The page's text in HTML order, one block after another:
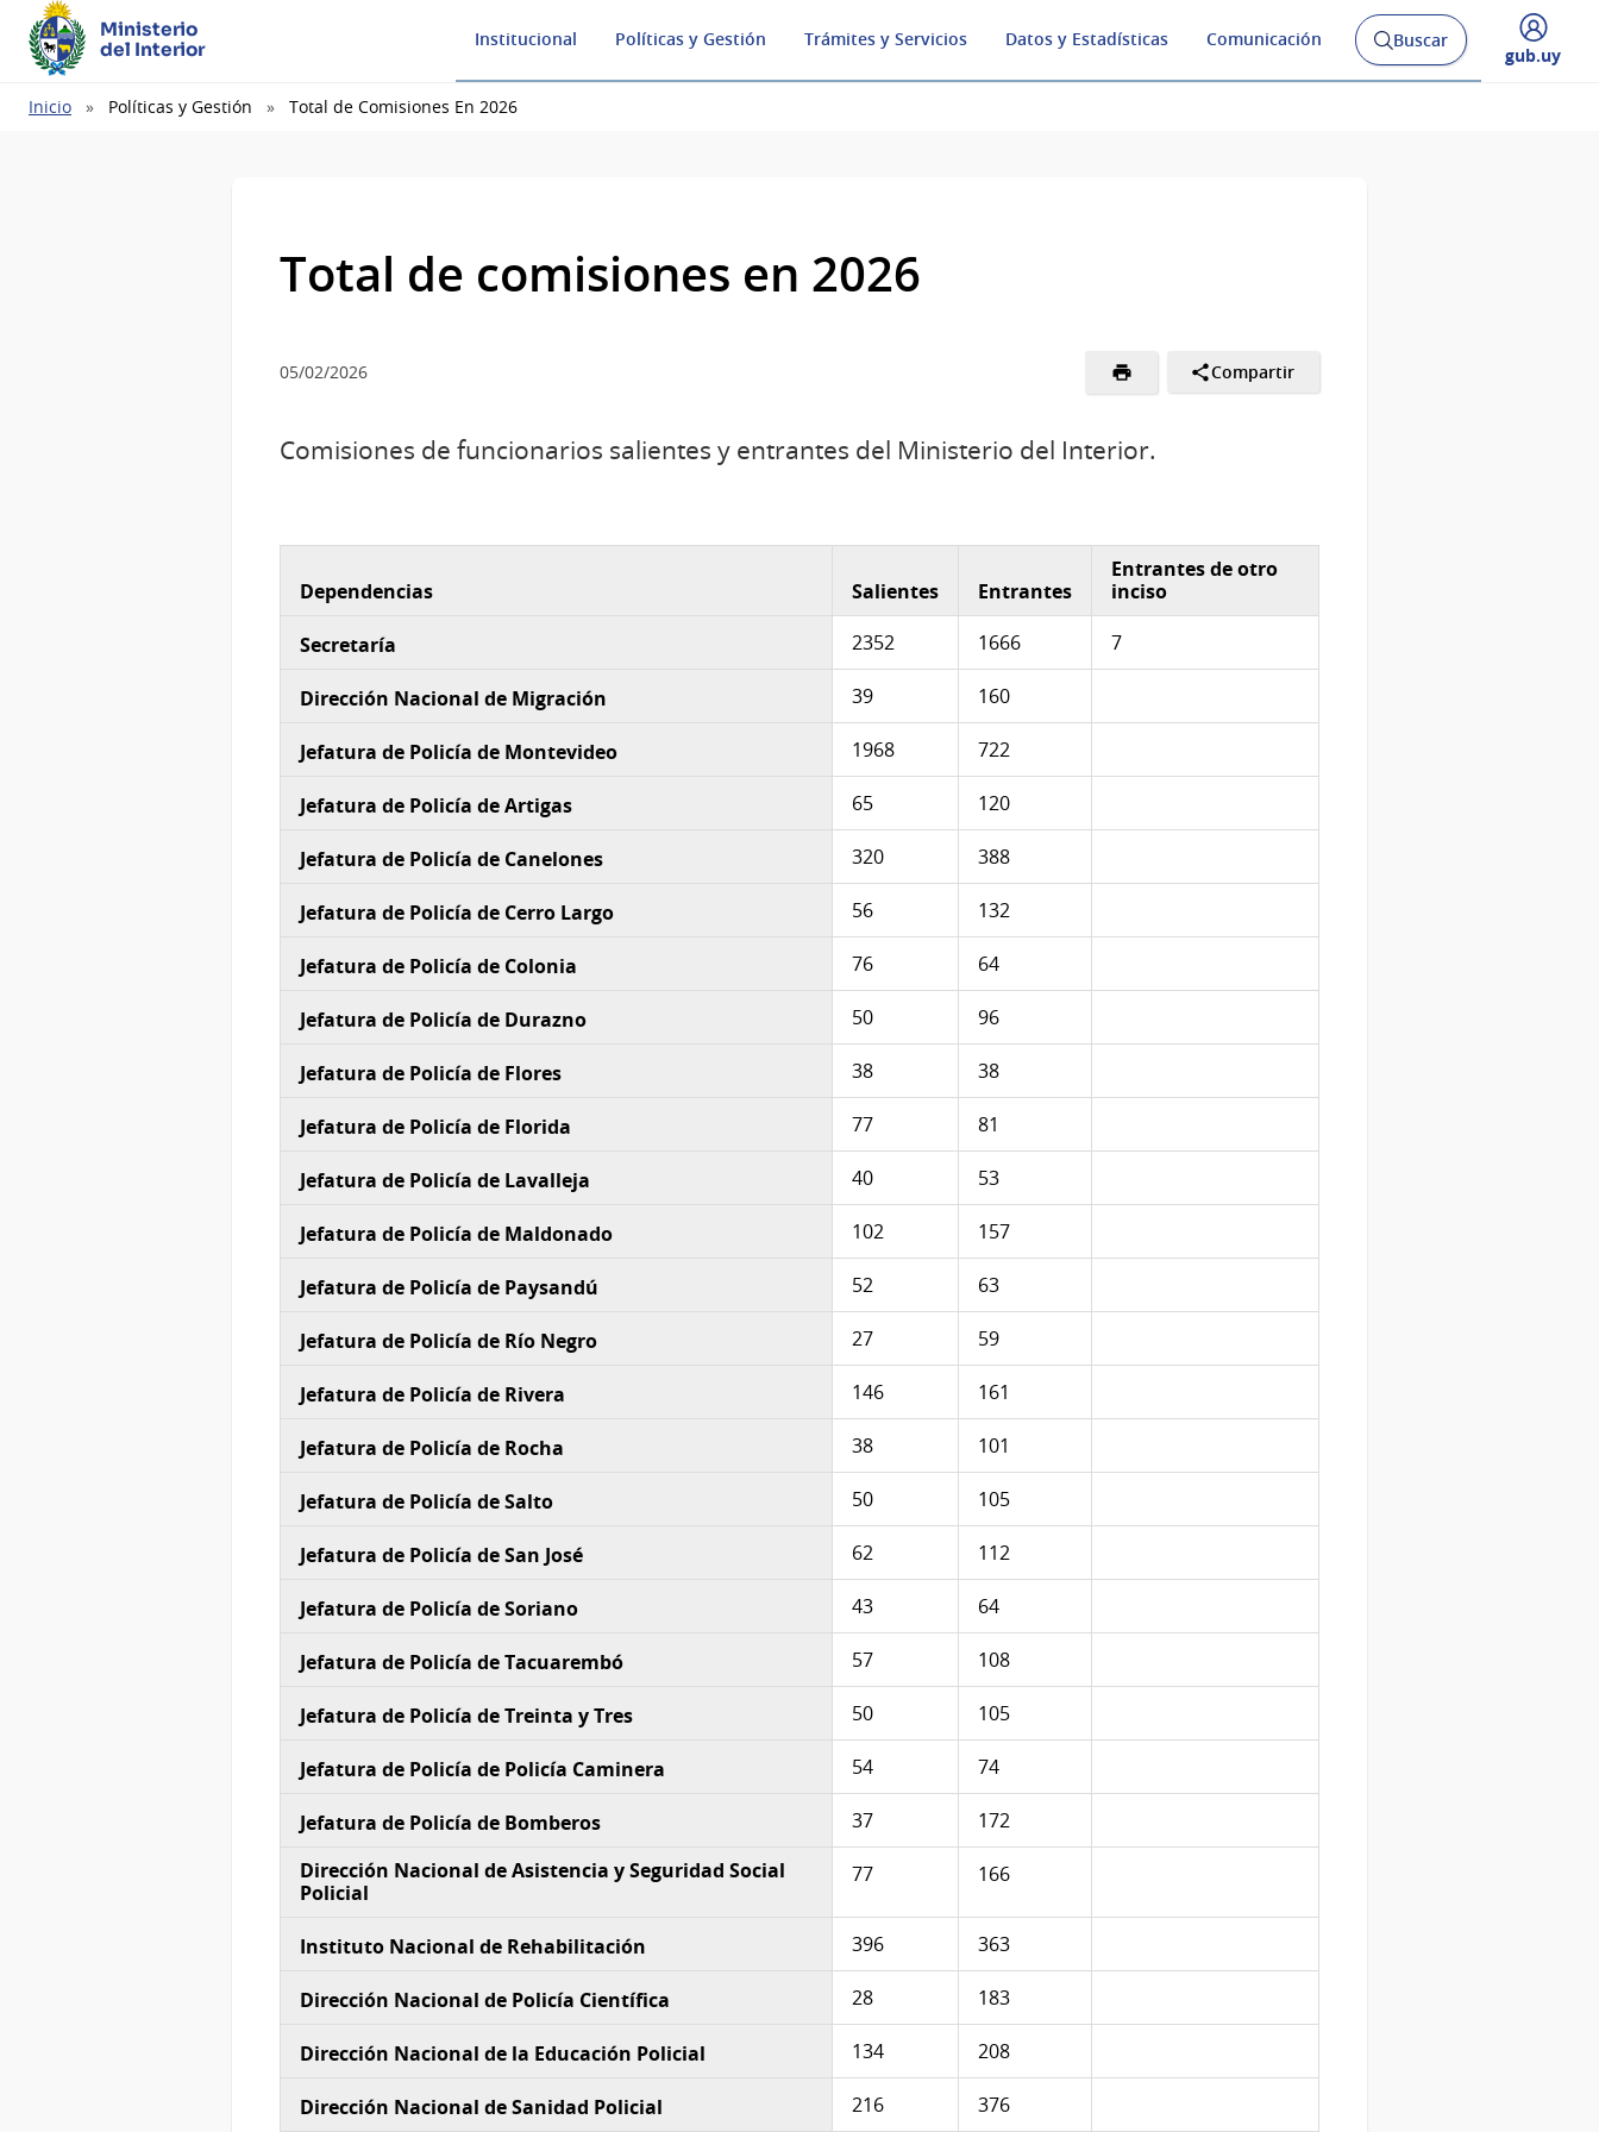
Ministerio
del Interior
Institucional Políticas y Gestión Trámites y Servicios Datos y Estadísticas Comunicación
Abrir
buscador
Buscar
Desplegar
gub.uy
Ruta
Inicio Políticas y Gestión Total de Comisiones En 2026
Total de comisiones en 2026
05/02/2026 Compartir
Comisiones de funcionarios salientes y entrantes del Ministerio del Interior.
Dependencias Salientes Entrantes
Entrantes de otro
inciso
Secretaría 2352 1666 7
Dirección Nacional de Migración 39 160
Jefatura de Policía de Montevideo 1968 722
Jefatura de Policía de Artigas 65 120
Jefatura de Policía de Canelones 320 388
Jefatura de Policía de Cerro Largo 56 132
Jefatura de Policía de Colonia 76 64
Jefatura de Policía de Durazno 50 96
Jefatura de Policía de Flores 38 38
Jefatura de Policía de Florida 77 81
Jefatura de Policía de Lavalleja 40 53
Jefatura de Policía de Maldonado 102 157
Jefatura de Policía de Paysandú 52 63
Jefatura de Policía de Río Negro 27 59
Jefatura de Policía de Rivera 146 161
Jefatura de Policía de Rocha 38 101
Jefatura de Policía de Salto 50 105
Jefatura de Policía de San José 62 112
Jefatura de Policía de Soriano 43 64
Jefatura de Policía de Tacuarembó 57 108
Jefatura de Policía de Treinta y Tres 50 105
Jefatura de Policía de Policía Caminera 54 74
Jefatura de Policía de Bomberos 37
172
Dirección Nacional de Asistencia y Seguridad Social
Policial
77 166
Instituto Nacional de Rehabilitación 396 363
Dirección Nacional de Policía Científica 28 183
Dirección Nacional de la Educación Policial 134 208
Dirección Nacional de Sanidad Policial 216 376